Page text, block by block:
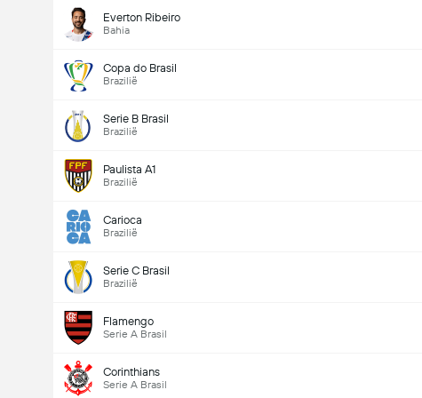
Everton Ribeiro
Bahia
Copa do Brasil
Brazilië
Serie B Brasil
Brazilië
Paulista A1
Brazilië
Carioca
Brazilië
Serie C Brasil
Brazilië
Flamengo
Serie A Brasil
Corinthians
Serie A Brasil